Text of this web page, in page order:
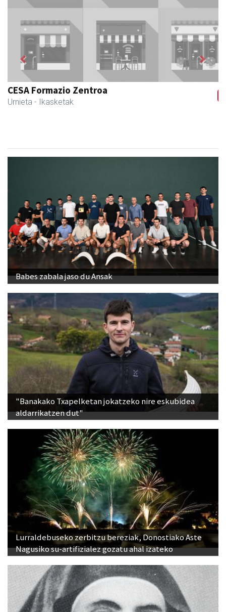
Urnietako AEK euskaltegia
Urnieta - Euskaltegiak
Previous Next
Babes zabala jaso du Ansak
"Banakako Txapelketan jokatzeko nire eskubidea
aldarrikatzen dut"
Lurraldebuseko zerbitzu bereziak, Donostiako Aste
Nagusiko su-artifizialez gozatu ahal izateko